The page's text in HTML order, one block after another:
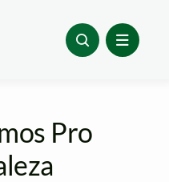
Pro